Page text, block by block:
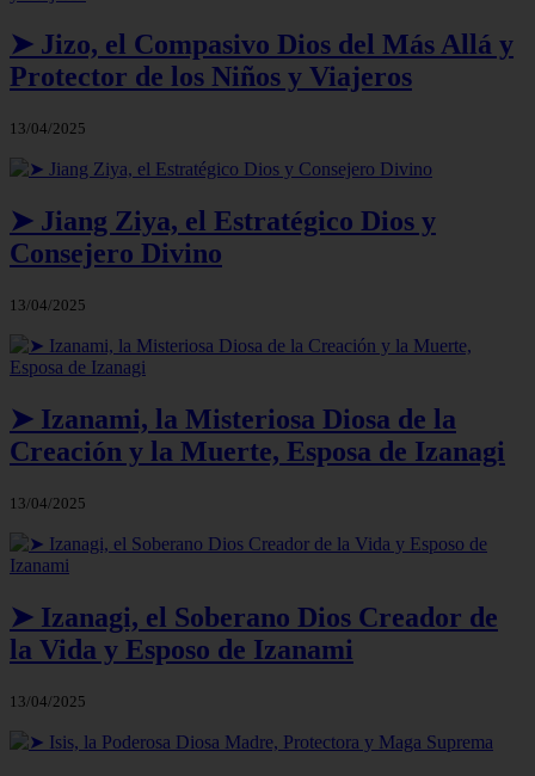
➤ Jizo, el Compasivo Dios del Más Allá y
Protector de los Niños y Viajeros
13/04/2025
➤ Jiang Ziya, el Estratégico Dios y
Consejero Divino
13/04/2025
➤ Izanami, la Misteriosa Diosa de la
Creación y la Muerte, Esposa de Izanagi
13/04/2025
➤ Izanagi, el Soberano Dios Creador de
la Vida y Esposo de Izanami
13/04/2025